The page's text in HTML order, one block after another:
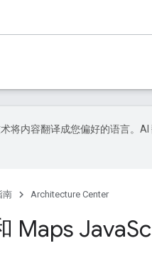
将内容翻译成您偏好的语言。
南 Architecture Center
Maps Java